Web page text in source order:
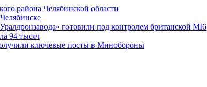
района Челябинской области
готовили под контролем британской MI6
94 тысяч
ключевые посты в Минобороны